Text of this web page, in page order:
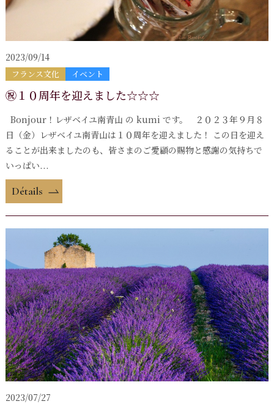
2023/09/14
フランス文化 イベント
㊗１０周年を迎えました☆☆☆
Bonjour！レザベイユ南青山 の kumi です。 ２０２３年９月８
日（金）レザベイユ南青山は１０周年を迎えました！ この日を迎え
ることが出来ましたのも、皆さまのご愛顧の賜物と感謝の気持ちで
いっぱい...
Détails
2023/07/27